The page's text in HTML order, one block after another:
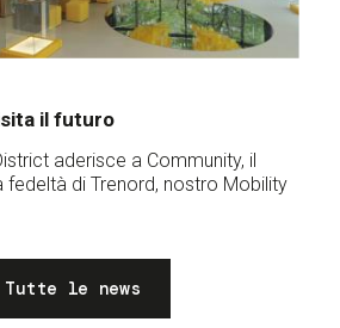
il futuro
aderisce a Community, il
di Trenord, nostro Mobility
Tutte le news